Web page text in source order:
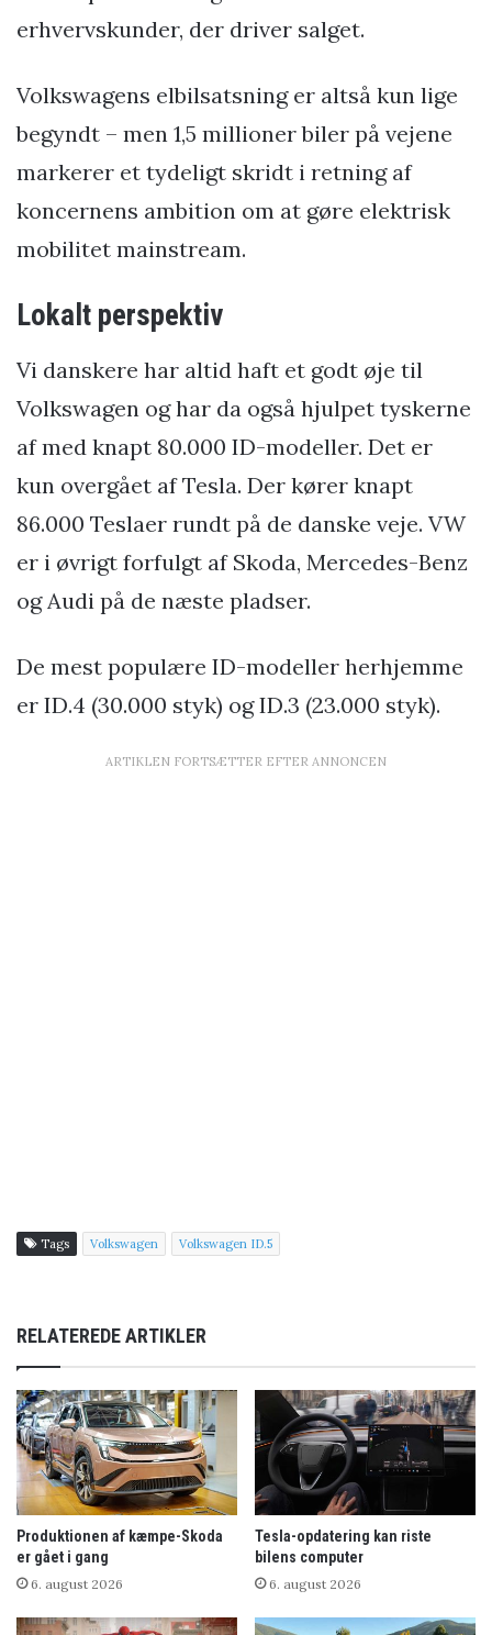
erhvervskunder, der driver salget.
Volkswagens elbilsatsning er altså kun lige
begyndt – men 1,5 millioner biler på vejene
markerer et tydeligt skridt i retning af
koncernens ambition om at gøre elektrisk
mobilitet mainstream.
Lokalt perspektiv
Vi danskere har altid haft et godt øje til
Volkswagen og har da også hjulpet tyskerne
af med knapt 80.000 ID-modeller. Det er
kun overgået af Tesla. Der kører knapt
86.000 Teslaer rundt på de danske veje. VW
er i øvrigt forfulgt af Skoda, Mercedes-Benz
og Audi på de næste pladser.
De mest populære ID-modeller herhjemme
er ID.4 (30.000 styk) og ID.3 (23.000 styk).
ARTIKLEN FORTSÆTTER EFTER ANNONCEN
Tags Volkswagen Volkswagen ID.5
RELATEREDE ARTIKLER
Produktionen af kæmpe-Skoda
er gået i gang
6. august 2026
Tesla-opdatering kan riste
bilens computer
6. august 2026